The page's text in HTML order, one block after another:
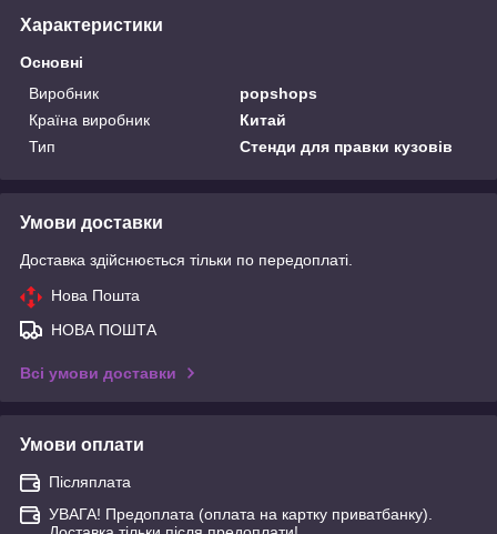
Характеристики
Основні
Виробник
popshops
Країна виробник
Китай
Тип
Стенди для правки кузовів
Умови доставки
Доставка здійснюється тільки по передоплаті.
Нова Пошта
НОВА ПОШТА
Всі умови доставки
Умови оплати
Післяплата
УВАГА! Предоплата (оплата на картку приватбанку).